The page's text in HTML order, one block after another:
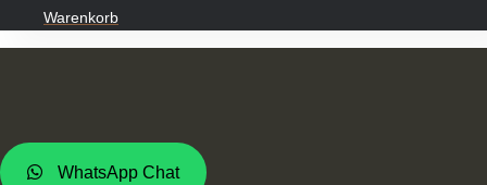
Warenkorb
WhatsApp Chat